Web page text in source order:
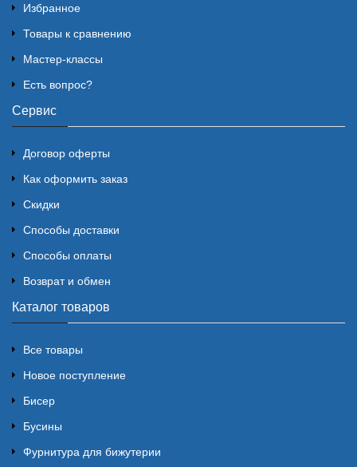
Избранное
Товары к сравнению
Мастер-классы
Есть вопрос?
Сервис
Договор оферты
Как оформить заказ
Скидки
Способы доставки
Способы оплаты
Возврат и обмен
Каталог товаров
Все товары
Новое поступление
Бисер
Бусины
Фурнитура для бижутерии